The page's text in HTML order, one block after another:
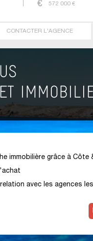
572 000 €
CONTACTER L'AGENCE
immobilière grâce à Côte
avec les agences